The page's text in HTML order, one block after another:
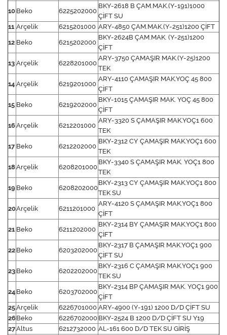
10 Beko 6225202000
BKY-2618 B ÇAM.MAK.(Y-191)1000
ÇİFT SU
11 Arçelik 6215201000 ARY-4850 ÇAM.MAK.(Y-251)1200 ÇİFT
12 Beko 6215202000
BKY-2624B ÇAM.MAK. (Y-251)1200
ÇİFT
13 Arçelik 6228201000
ARY-3750 ÇAMAŞIR MAK.(Y-25)1200
TEK
14 Arçelik 6219201000
ARY-4110 ÇAMAŞIR MAK.YOÇ 45 800
ÇİFT
15 Beko 6219202000
BKY-1015 ÇAMAŞIR MAK. YOÇ 45 800
ÇİFT
16Arçelik 6212201000
ARY-3320 S ÇAMAŞIR MAK.YOÇ1 600
TEK
17 Beko 6212202000
BKY-2312 CY ÇAMAŞIR MAK.YOÇ1 600
TEK
18Arçelik 6208201000
BKY-3340 S ÇAMAŞIR MAK. YOÇ1 800
TEK
19 Beko 6208202000
BKY-2313 CY ÇAMAŞIR MAK.YOÇ1 800
TEK SU
20Arçelik 6211201000
ARY-4120 S ÇAMAŞIR MAK.YOÇ1 800
ÇİFT
21 Beko 6211202000
BKY-2314 BY ÇAMAŞIR MAK.YOÇ1 800
ÇİFT
22 Beko 6203202000
BKY-2317 B ÇAMAŞIR MAK.YOÇ1 900
ÇİFT SU
23 Beko 6202202000
BKY-2316 C ÇAMAŞIR MAK.YOÇ1 900
TEK SU
24 Beko 6203702000
BKY-2314 BP ÇAMAŞIR MAK. YOÇ1 900
ÇİFT
25Arçelik 6226701000 ARY-4900 (Y-191) 1200 D/D ÇİFT SU
26Beko 6226702000 BKY-2524 B 1200 D/D ÇİFT SU Y19
27Altus 6212732000 AL-161 600 D/D TEK SU GİRİŞ